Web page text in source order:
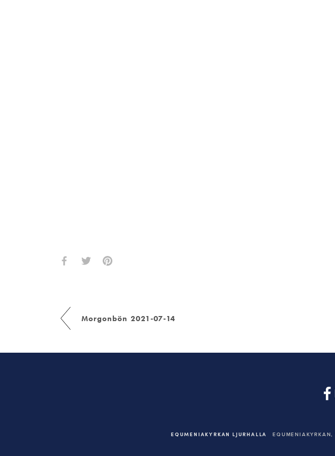
Morgonbön 2021-07-14
EQUMENIAKYRKAN LJURHALLA EQUMENIAKYRKAN,